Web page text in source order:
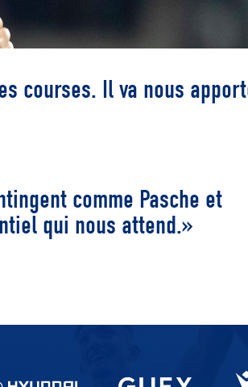
courses. Il va nous
comme Pasche et
qui nous attend.»